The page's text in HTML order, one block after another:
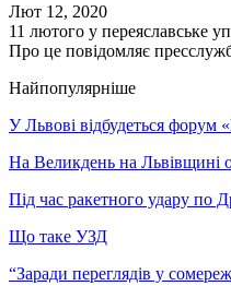
Лют 12, 2020
11 лютого у переяславське
Про це повідомляє
Найпопулярніше
У Львові відбудеться форум
На Великдень на Львівщині
Під час ракетного удару по
Що таке УЗД
“Заради переглядів у